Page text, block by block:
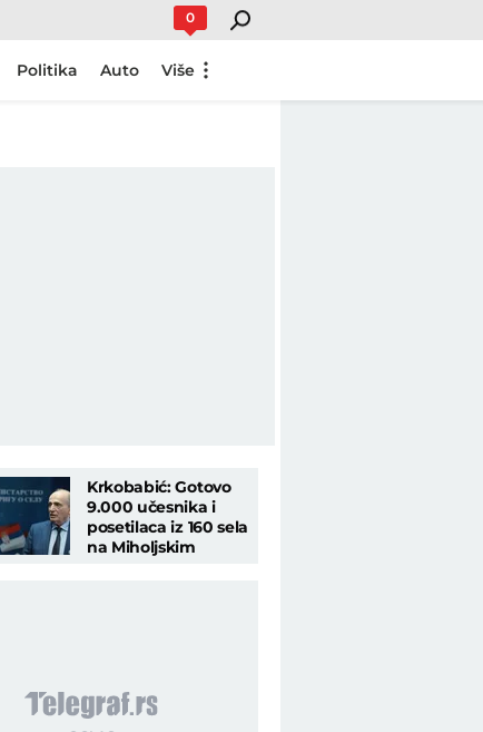
0
Politika Auto Više
Krkobabić: Gotovo
9.000 učesnika i
posetilaca iz 160 sela
na Miholjskim